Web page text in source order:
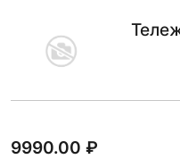
9990.00 ₽